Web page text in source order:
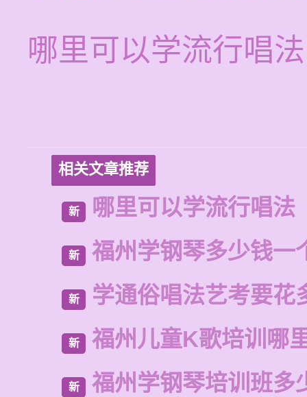
哪里可以学流行唱法
相关文章推荐
新 哪里可以学流行唱法
新 福州学钢琴多少钱一
新 学通俗唱法艺考要花
新 福州儿童K歌培训哪
新 福州学钢琴培训班多